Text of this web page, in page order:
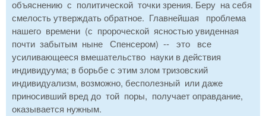
объяснению с политической точки зрения. Беру на себя
смелость утверждать обратное. Главнейшая проблема
нашего времени (с пророческой ясностью увиденная
почти забытым ныне Спенсером) -- это все
усиливающееся вмешательство науки в действия
индивидуума; в борьбе с этим злом тризовский
индивидуализм, возможно, бесполезный или даже
приносивший вред до той поры, получает оправдание,
оказывается нужным.